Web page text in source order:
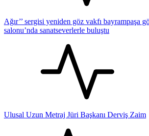
Ağır’’ sergisi yeniden göz vakfı bayrampaşa
salonu’nda sanatseverlerle buluştu
Ulusal Uzun Metraj Jüri Başkanı Derviş Zaim